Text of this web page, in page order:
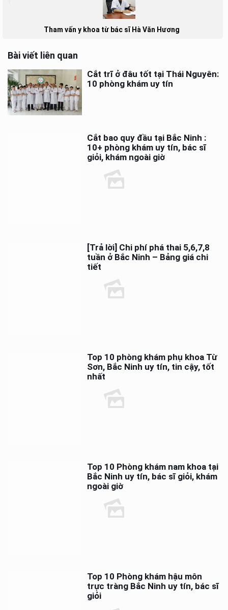
Tham vấn y khoa từ bác sĩ Hà Văn Hương
Bài viết liên quan
Cắt trĩ ở đâu tốt tại Thái Nguyên:
10 phòng khám uy tín
Cắt bao quy đầu tại Bắc Ninh :
10+ phòng khám uy tín, bác sĩ
giỏi, khám ngoài giờ
[Trả lời] Chi phí phá thai 5,6,7,8
tuần ở Bắc Ninh – Bảng giá chi
tiết
Top 10 phòng khám phụ khoa Từ
Sơn, Bắc Ninh uy tín, tin cậy, tốt
nhất
Top 10 Phòng khám nam khoa tại
Bắc Ninh uy tín, bác sĩ giỏi, khám
ngoài giờ
Top 10 Phòng khám hậu môn
trực tràng Bắc Ninh uy tín, bác sĩ
giỏi